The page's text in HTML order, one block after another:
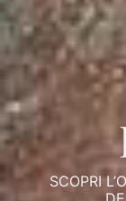
SCOPRI